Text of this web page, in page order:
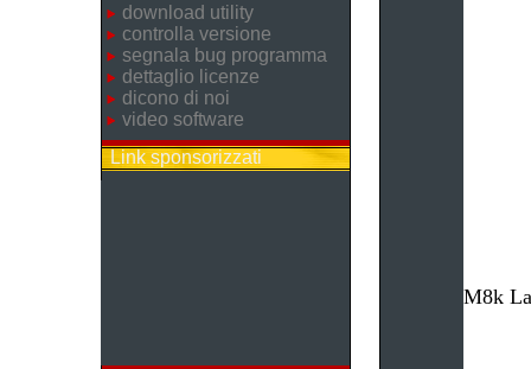
download utility
controlla versione
segnala bug programma
dettaglio licenze
dicono di noi
video software
Link sponsorizzati
M8k